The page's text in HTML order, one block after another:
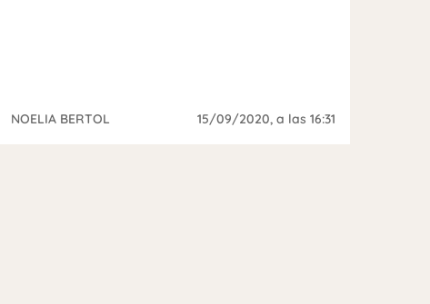
NOELIA BERTOL 15/09/2020, a las 16:31